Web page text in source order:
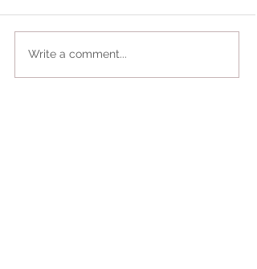
Write a comment...